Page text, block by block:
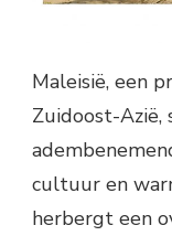
Maleisië, een
Zuidoost-Azië,
cultuur en
herbergt een